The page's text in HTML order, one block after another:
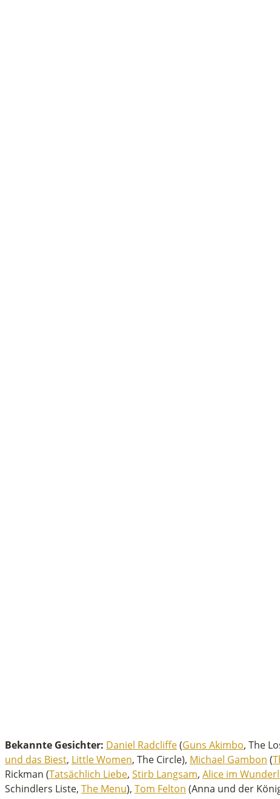
Bekannte Gesichter: Daniel Radcliffe(Guns Akimbo, The
und das Biest, Little Women, The Circle), Michael Gambon (
Rickman (Tatsächlich Liebe, Stirb Langsam, Alice im
Schindlers Liste, The Menu), Tom Felton (Anna und der